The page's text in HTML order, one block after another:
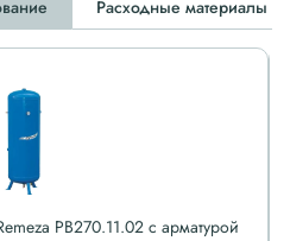
Расходные материалы
РВ270.11.02 с арматурой